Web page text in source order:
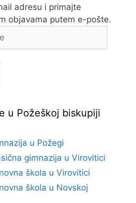
adresu i primajte
objavama putem e-pošte.
u Požeškoj biskupiji
u Požegi
gimnazija u Virovitici
škola u Virovitici
škola u Novskoj